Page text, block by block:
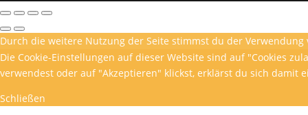
Durch die weitere Nutzung der Seite stimmst du der Verwendung
Die Cookie-Einstellungen auf dieser Website sind auf "Cookies
verwendest oder auf "Akzeptieren" klickst, erklärst du sich damit
Schließen